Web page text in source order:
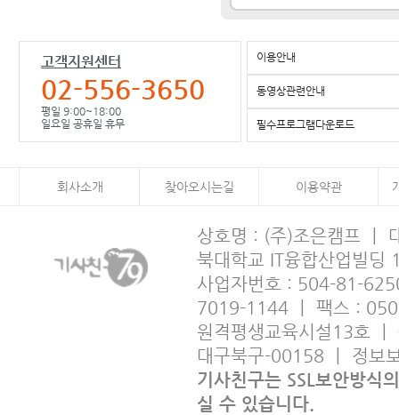
고객지원센터
02-556-3650
평일 9:00~18:00
일요일 공휴일 휴무
이용안내
동영상관련안내
필수프로그램다운로드
회사소개 찾아오시는길 이용약관
상호명 : (주)조은캠프 ㅣ
북대학교 IT융합산업빌딩
사업자번호 : 504-81-
7019-1144 ㅣ 팩스 :
원격평생교육시설13호
대구북구-00158 ㅣ 정보
기사친구는 SSL보안방식
실 수 있습니다.